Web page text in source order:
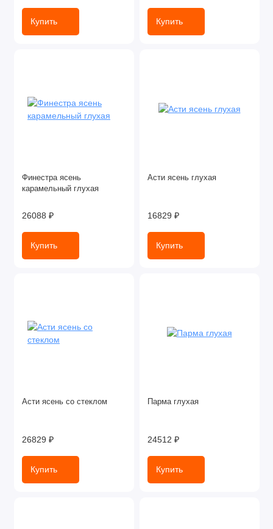
Купить Купить
Финестра ясень
карамельный глухая
26088 ₽
Купить
Асти ясень глухая
16829 ₽
Купить
Асти ясень со стеклом
26829 ₽
Купить
Парма глухая
24512 ₽
Купить